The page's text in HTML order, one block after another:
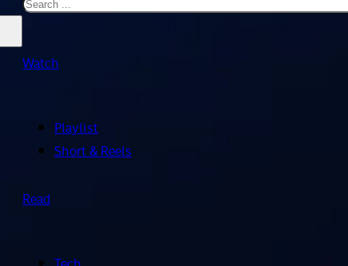
Watch
Playlist
Short & Reels
Read